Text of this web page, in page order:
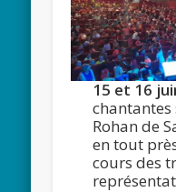
15 et 16
chantantes
Rohan de
en tout
cours des